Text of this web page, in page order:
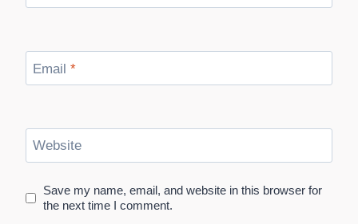
Email *
Website
Save my name, email, and website in this browser for
the next time I comment.